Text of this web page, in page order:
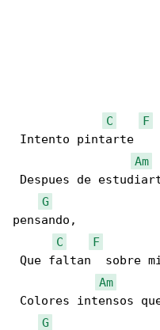
C F
Intento pintarte
Am
Despues de
G
pensando,
C
F
Que faltan  sobre
Am
Colores intensos
G